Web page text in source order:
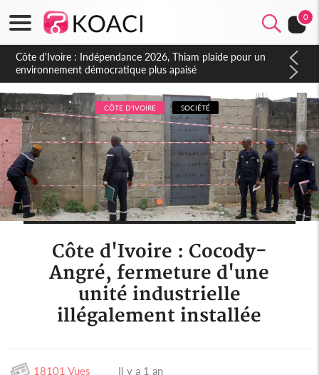
0
Côte d'Ivoire : Concours INFAS 2026, les convocations
seront disponibles à compter du samedi
CÔTE D'IVOIRE SOCIÉTÉ
Côte d'Ivoire : Cocody-
Angré, fermeture d'une
unité industrielle
illégalement installée
18101 Vues Il y a 1 an